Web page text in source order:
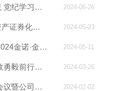
中国信达党委召开公司系统 党纪学习教育警示教育会暨专题党课 2024-06-26
中国信达荣获第十届中国资产证券化论坛“年度杰出机构”等三个奖项 2024-05-23
中国信达业务宣传片荣获“2024金诺·金融品牌年度宣传片” 2024-05-11
坚定信心砥砺奋进 提质增效勇毅前行——中国信达发布2023年度经营业绩 2024-03-26
中国信达召开2024年工作会议暨公司系统全面从严治党工作会议 2024-02-02